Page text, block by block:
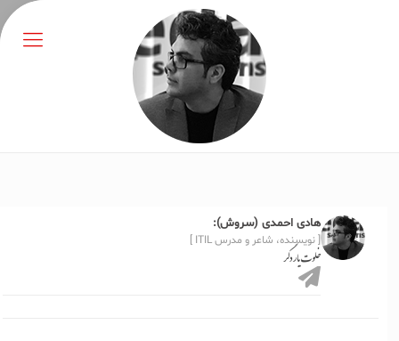
هادی احمدی (سروش):
[ نویسنده، شاعر و مدرس ITIL ]
خلوت یار دگر